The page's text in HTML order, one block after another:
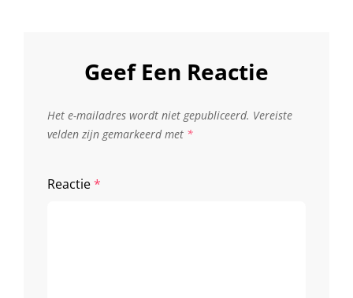
Geef Een Reactie
Het e-mailadres wordt niet gepubliceerd. Vereiste
velden zijn gemarkeerd met *
Reactie*